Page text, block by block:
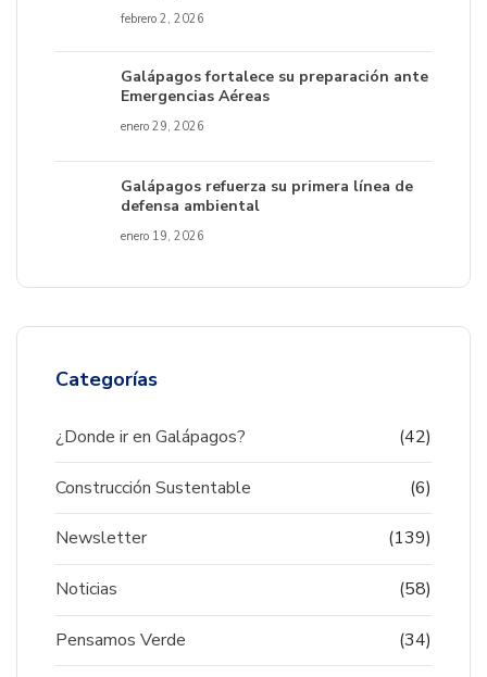
febrero 2, 2026
Galápagos fortalece su preparación ante
Emergencias Aéreas
enero 29, 2026
Galápagos refuerza su primera línea de
defensa ambiental
enero 19, 2026
Categorías
¿Donde ir en Galápagos? (42)
Construcción Sustentable (6)
Newsletter (139)
Noticias (58)
Pensamos Verde (34)